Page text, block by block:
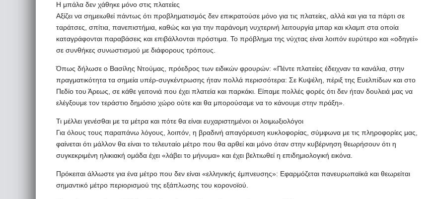
Η μπάλα δεν χάθηκε μόνο στις πλατείες
Αξίζει να σημειωθεί πάντως ότι προβληματισμός δεν επικρατούσε μόνο για τις πλατείες, αλλά και για τα πάρτι σε
ταράτσες, σπίτια, πανεπιστήμια, καθώς και για την παράνομη νυχτερινή λειτουργία μπαρ και κλαμπ στα οποία
καταγράφονται παραβάσεις και επιβάλλονται πρόστιμα. Το πρόβλημα της νύχτας είναι λοιπόν ευρύτερο και «οδηγεί»
σε συνθήκες συνωστισμού με διάφορους τρόπους.
Όπως δήλωσε ο Βασίλης Ντούμας, πρόεδρος των ειδικών φρουρών: «Πέντε πλατείες έδειχναν τα κανάλια, στην
πραγματικότητα τα σημεία υπέρ-συγκέντρωσης ήταν πολλά περισσότερα: Σε Κυψέλη, πέριξ της Ευελπίδων και στο
Πεδίο του Άρεως, σε κάθε γειτονιά που έχει πλατεία και παρκάκι. Είπαμε πολλές φορές ότι δεν ήταν δουλειά μας να
ελέγξουμε τον τεράστιο δημόσιο χώρο ούτε και θα μπορούσαμε να το κάνουμε στην πράξη».
Τι μέλλει γενέσθαι με τα μέτρα και πότε θα είναι ευχαριστημένοι οι λοιμωξιολόγοι
Για όλους τους παραπάνω λόγους, λοιπόν, η βραδινή απαγόρευση κυκλοφορίας, σύμφωνα με τις πληροφορίες μας,
φαίνεται ότι μάλλον θα είναι το τελευταίο μέτρο που θα αρθεί και μόνο όταν στην κυβέρνηση θεωρήσουν ότι η
συγκεκριμένη ηλικιακή ομάδα έχει «λάβει το μήνυμα» και έχει βελτιωθεί η επιδημιολογική εικόνα.
Πρόκειται άλλωστε για ένα μέτρο που δεν είναι «ελληνικής έμπνευσης»: Εφαρμόζεται πανευρωπαϊκά και θεωρείται
σημαντικό μέτρο περιορισμού της εξάπλωσης του κορονοϊού.